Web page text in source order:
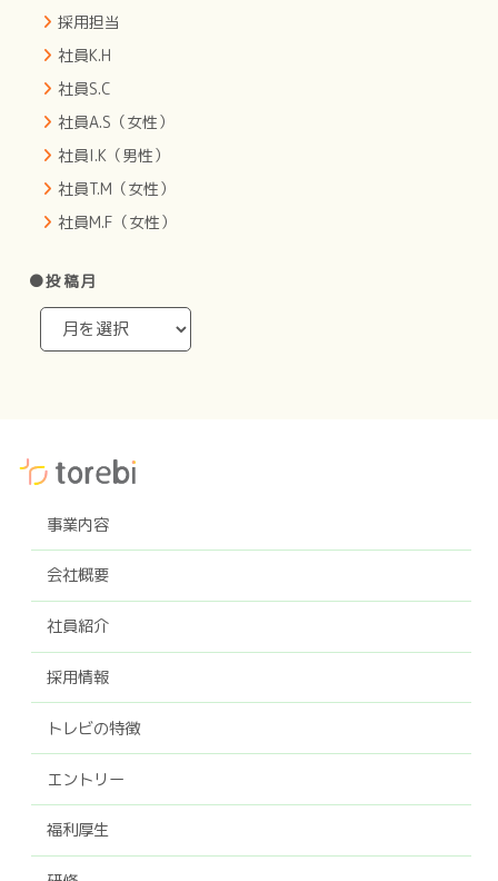
採用担当
社員K.H
社員S.C
社員A.S（女性）
社員I.K（男性）
社員T.M（女性）
社員M.F（女性）
●投稿月
事業内容
会社概要
社員紹介
採用情報
トレビの特徴
エントリー
福利厚生